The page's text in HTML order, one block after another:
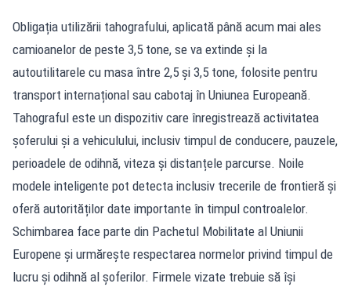
Obligația utilizării tahografului, aplicată până acum mai ales
camioanelor de peste 3,5 tone, se va extinde și la
autoutilitarele cu masa între 2,5 și 3,5 tone, folosite pentru
transport internațional sau cabotaj în Uniunea Europeană.
Tahograful este un dispozitiv care înregistrează activitatea
șoferului și a vehiculului, inclusiv timpul de conducere, pauzele,
perioadele de odihnă, viteza și distanțele parcurse. Noile
modele inteligente pot detecta inclusiv trecerile de frontieră și
oferă autorităților date importante în timpul controalelor.
Schimbarea face parte din Pachetul Mobilitate al Uniunii
Europene și urmărește respectarea normelor privind timpul de
lucru și odihnă al șoferilor. Firmele vizate trebuie să își